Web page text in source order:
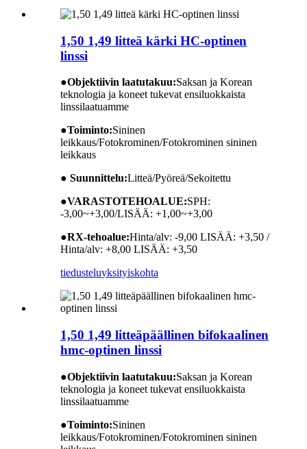
1,50 1,49 litteä kärki HC-optinen
linssi
●Objektiivin laatutakuu:Saksan ja Korean
teknologia ja koneet tukevat ensiluokkaista
linssilaatuamme
●Toiminto:Sininen
leikkaus/Fotokrominen/Fotokrominen sininen
leikkaus
● Suunnittelu:Litteä/Pyöreä/Sekoitettu
●VARASTOTEHOALUE:SPH:
-3,00~+3,00/LISÄÄ: +1,00~+3,00
●RX-tehoalue:Hinta/alv: -9,00 LISÄÄ: +3,50 /
Hinta/alv: +8,00 LISÄÄ: +3,50
tiedusteluyksityiskohta
1,50 1,49 litteäpäällinen bifokaalinen
hmc-optinen linssi
●Objektiivin laatutakuu:Saksan ja Korean
teknologia ja koneet tukevat ensiluokkaista
linssilaatuamme
●Toiminto:Sininen
leikkaus/Fotokrominen/Fotokrominen sininen